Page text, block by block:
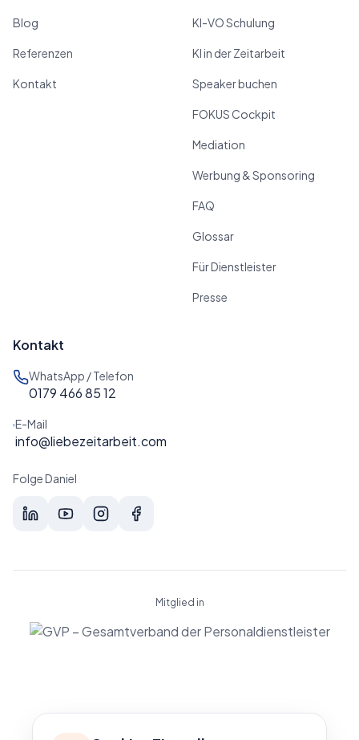
Blog
Referenzen
Kontakt
KI-VO Schulung
KI in der Zeitarbeit
Speaker buchen
FOKUS Cockpit
Mediation
Werbung & Sponsoring
FAQ
Glossar
Für Dienstleister
Presse
Kontakt
WhatsApp / Telefon
0179 466 85 12
E-Mail
info@liebezeitarbeit.com
Folge Daniel
Mitglied in